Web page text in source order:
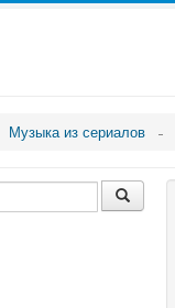
Музыка из сериалов